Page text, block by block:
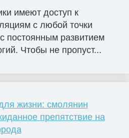
имеют доступ к
с любой точки
постоянным развитием
Чтобы не пропуст...
жизни: смолянин
препятствие на